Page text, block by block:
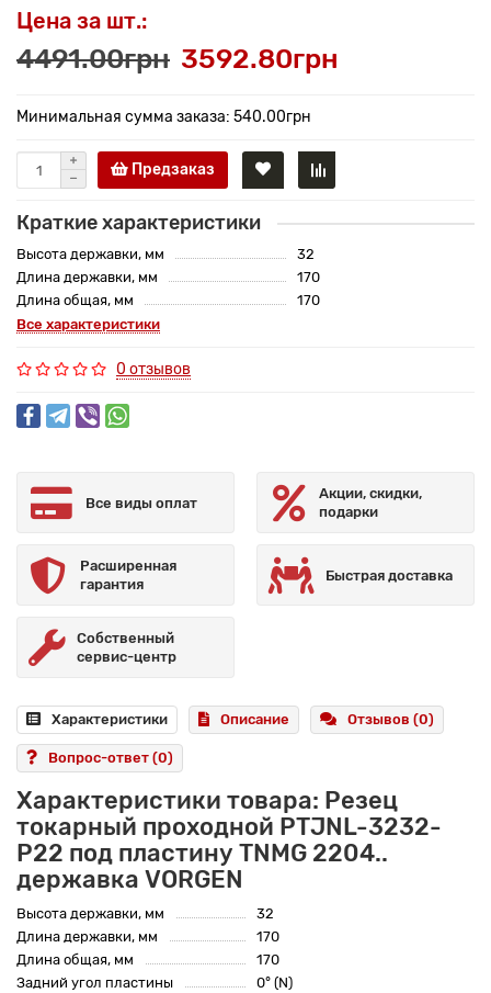
Цена за шт.:
4491.00грн 3592.80грн
Минимальная сумма заказа: 540.00грн
Предзаказ
Краткие характеристики
Высота державки, мм
32
Длина державки, мм
170
Длина общая, мм
170
Все характеристики
0 отзывов
Все виды оплат
Акции, скидки,
подарки
Расширенная
гарантия
Быстрая доставка
Собственный
сервис-центр
Характеристики Описание Отзывов (0)
Вопрос-ответ (0)
Характеристики товара: Резец
токарный проходной PTJNL-3232-
P22 под пластину TNMG 2204..
державка VORGEN
Высота державки, мм
32
Длина державки, мм
170
Длина общая, мм
170
Задний угол пластины
0° (N)